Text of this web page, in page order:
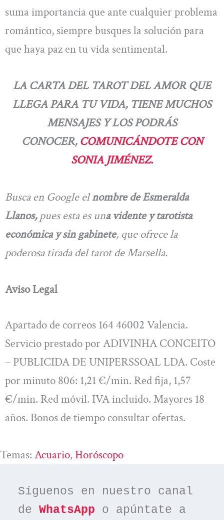
suma importancia que ante cualquier problema
romántico, siempre busques la solución para
que haya paz en tu vida sentimental.
LA CARTA DEL TAROT DEL AMOR QUE
LLEGA PARA TU VIDA, TIENE MUCHOS
MENSAJES Y LOS PODRÁS
CONOCER,COMUNICÁNDOTE CON
SONIA JIMÉNEZ.
Busca en Google elnombre de Esmeralda
Llanos,pues esta es una vidente y tarotista
económica y sin gabinete, que ofrece la
poderosa tirada del tarot de Marsella.
Aviso Legal
Apartado de correos 164 46002 Valencia.
Servicio prestado por ADIVINHA CONCEITO
– PUBLICIDA DE UNIPERSSOAL LDA. Coste
por minuto 806: 1,21 €/min. Red fija, 1,57
€/min. Red móvil. IVA incluido. Mayores 18
años. Bonos de tiempo consultar ofertas.
Temas: Acuario, Horóscopo
Síguenos en nuestro canal
de WhatsApp o apúntate a